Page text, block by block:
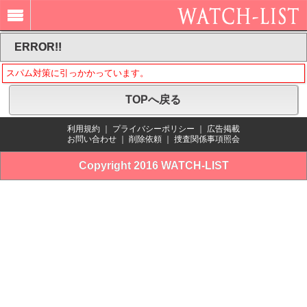
ERROR!!
スパム対策に引っかかっています。
TOPへ戻る
利用規約 プライバシーポリシー
広告掲載
お問い合わせ
削除依頼 捜査関係事項照会
Copyright 2016 WATCH-LIST